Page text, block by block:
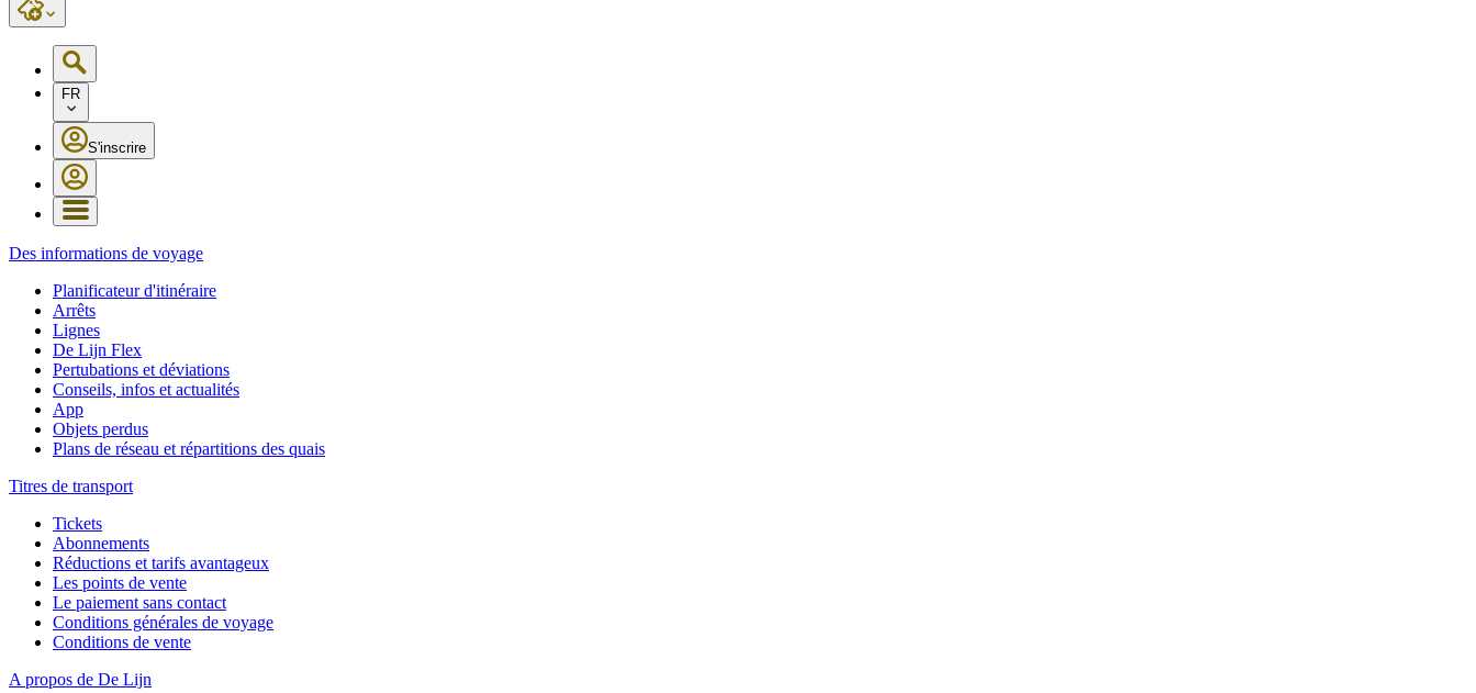
FR
S'inscrire
Des informations de voyage
Planificateur d'itinéraire
Arrêts
Lignes
De Lijn Flex
Pertubations et déviations
Conseils, infos et actualités
App
Objets perdus
Plans de réseau et répartitions des quais
Titres de transport
Tickets
Abonnements
Réductions et tarifs avantageux
Les points de vente
Le paiement sans contact
Conditions générales de voyage
Conditions de vente
A propos de De Lijn